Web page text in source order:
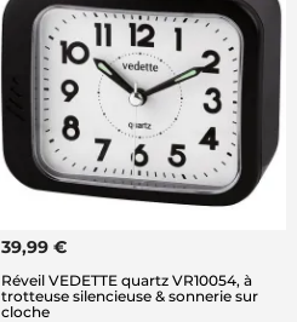
39,99 €
Réveil VEDETTE quartz VR10054, à
trotteuse silencieuse & sonnerie sur
cloche